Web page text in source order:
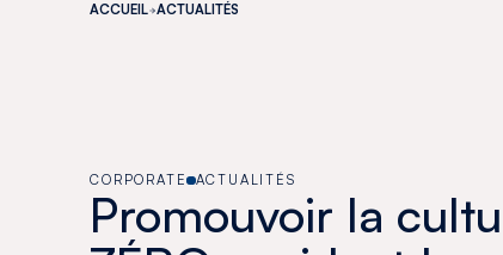
ACCUEIL ACTUALITÉS
CORPORATE ACTUALITÉS
Promouvoir la